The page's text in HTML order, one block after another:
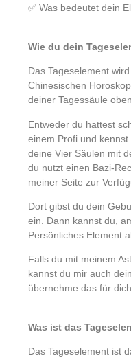
✅ Was bedeutet dein
Wie du dein
Das Tageselement
Chinesischen
deiner Tagessäule
Entweder du hattest
einem Profi und
deine Vier Säulen mit
du nutzt einen Bazi-
meiner Seite zur
Dort gibst du dein
ein. Dann kannst du,
Persönliches Element
Falls du mit meinem
kannst du mir auch
übernehme das für
Was ist das
Das Tageselement ist